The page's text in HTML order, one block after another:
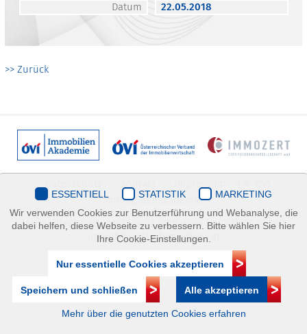
Datum
22.05.2018
>> Zurück
Immobilienakademie
Mariahilfer Straße 116/2.OG/2 1070 Wien | +43(1)505 32 50 |
immobilienakademie@ovi.at
ESSENTIELL STATISTIK
MARKETING
Wir verwenden Cookies zur Benutzerführung und Webanalyse, die
dabei helfen, diese Webseite zu verbessern. Bitte wählen Sie hier
Ihre Cookie-Einstellungen.
Nur essentielle Cookies akzeptieren
Speichern und schließen Alle akzeptieren
Mehr über die genutzten Cookies erfahren